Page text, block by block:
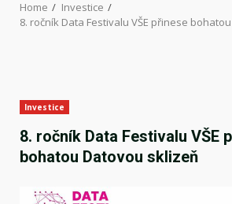
Home
Investice
8. ročník Data Festivalu VŠE přinese
Investice
8. ročník Data Festivalu VŠE
bohatou Datovou sklizeň